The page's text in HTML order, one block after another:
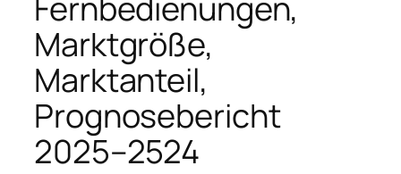
Marktgröße,
Marktanteil,
Prognosebericht
2025–2524